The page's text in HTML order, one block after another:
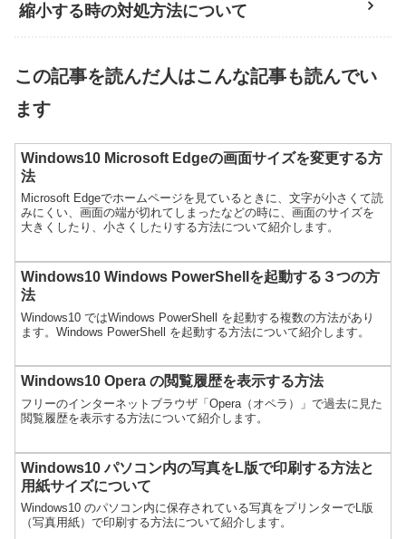
縮小する時の対処方法について
この記事を読んだ人はこんな記事も読んでい
ます
Windows10 Microsoft Edgeの画面サイズを変更する方
法
Microsoft Edgeでホームページを見ているときに、文字が小さくて読
みにくい、画面の端が切れてしまったなどの時に、画面のサイズを
大きくしたり、小さくしたりする方法について紹介します。
Windows10 Windows PowerShellを起動する３つの方
法
Windows10 ではWindows PowerShell を起動する複数の方法があり
ます。Windows PowerShell を起動する方法について紹介します。
Windows10 Opera の閲覧履歴を表示する方法
フリーのインターネットブラウザ「Opera（オペラ）」で過去に見た
閲覧履歴を表示する方法について紹介します。
Windows10 パソコン内の写真をL版で印刷する方法と
用紙サイズについて
Windows10 のパソコン内に保存されている写真をプリンターでL版
（写真用紙）で印刷する方法について紹介します。